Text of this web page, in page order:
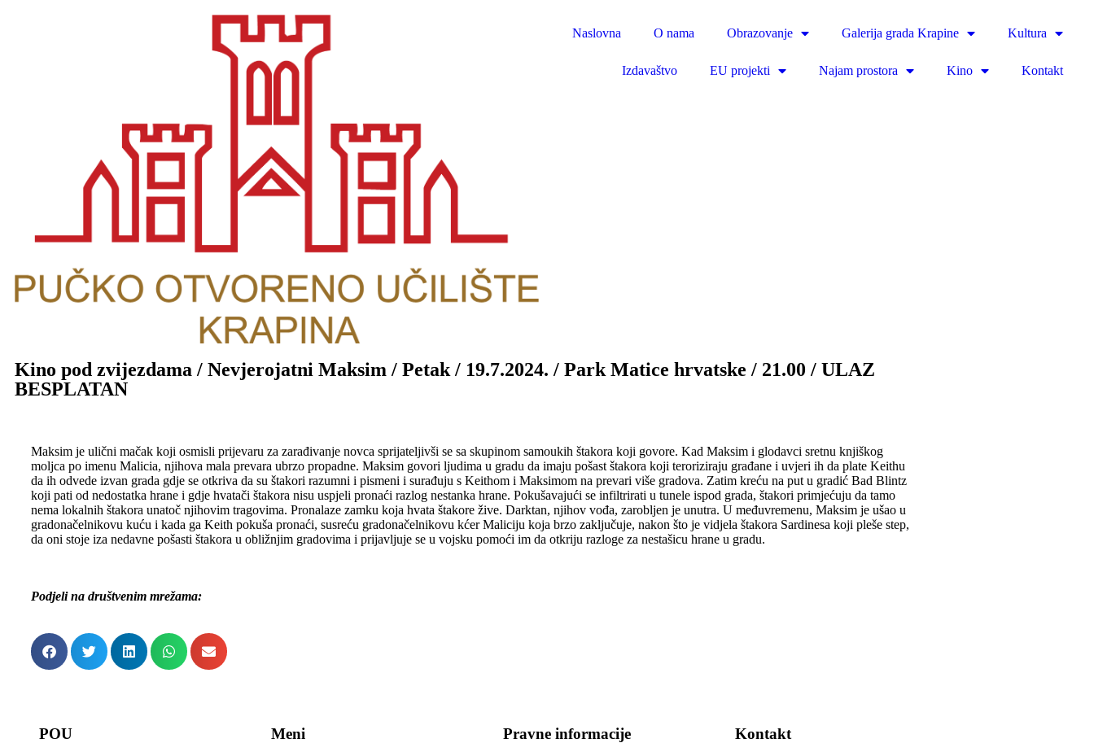
Naslovna O nama Obrazovanje Galerija grada Krapine Kultura
Izdavaštvo EU projekti Najam prostora Kino Kontakt
Kino pod zvijezdama / Nevjerojatni Maksim / Petak / 19.7.2024. / Park Matice hrvatske / 21.00 / ULAZ
BESPLATAN
Maksim je ulični mačak koji osmisli prijevaru za zarađivanje novca sprijateljivši se sa skupinom samoukih štakora koji govore. Kad Maksim i glodavci sretnu knjiškog
moljca po imenu Malicia, njihova mala prevara ubrzo propadne. Maksim govori ljudima u gradu da imaju pošast štakora koji teroriziraju građane i uvjeri ih da plate Keithu
da ih odvede izvan grada gdje se otkriva da su štakori razumni i pismeni i surađuju s Keithom i Maksimom na prevari više gradova. Zatim kreću na put u gradić Bad Blintz
koji pati od nedostatka hrane i gdje hvatači štakora nisu uspjeli pronaći razlog nestanka hrane. Pokušavajući se infiltrirati u tunele ispod grada, štakori primjećuju da tamo
nema lokalnih štakora unatoč njihovim tragovima. Pronalaze zamku koja hvata štakore žive. Darktan, njihov vođa, zarobljen je unutra. U međuvremenu, Maksim je ušao u
gradonačelnikovu kuću i kada ga Keith pokuša pronaći, susreću gradonačelnikovu kćer Maliciju koja brzo zaključuje, nakon što je vidjela štakora Sardinesa koji pleše step,
da oni stoje iza nedavne pošasti štakora u obližnjim gradovima i prijavljuje se u vojsku pomoći im da otkriju razloge za nestašicu hrane u gradu.
Podjeli na društvenim mrežama:
POU Meni Pravne informacije Kontakt